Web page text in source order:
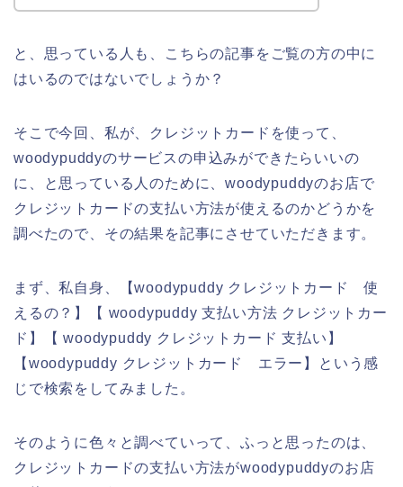
と、思っている人も、こちらの記事をご覧の方の中に
はいるのではないでしょうか？
そこで今回、私が、クレジットカードを使って、
woodypuddyのサービスの申込みができたらいいの
に、と思っている人のために、woodypuddyのお店で
クレジットカードの支払い方法が使えるのかどうかを
調べたので、その結果を記事にさせていただきます。
まず、私自身、【woodypuddy クレジットカード 使
えるの？】【 woodypuddy 支払い方法 クレジットカー
ド】【 woodypuddy クレジットカード 支払い】
【woodypuddy クレジットカード エラー】という感
じで検索をしてみました。
そのように色々と調べていって、ふっと思ったのは、
クレジットカードの支払い方法がwoodypuddyのお店